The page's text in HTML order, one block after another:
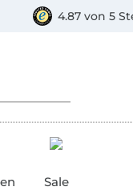
4.87 von 5
Sale